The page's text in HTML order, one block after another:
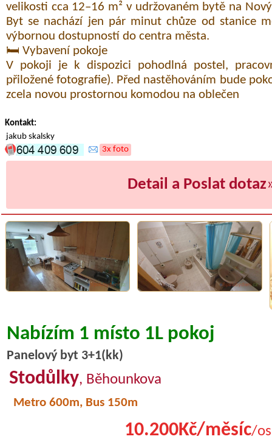
velikosti cca 12–16 m² v udržovaném bytě na
Byt se nachází jen pár minut chůze od stanice
výbornou dostupností do centra města.
🛏️ Vybavení pokoje
V pokoji je k dispozici pohodlná postel,
přiložené fotografie). Před nastěhováním bude
zcela novou prostornou komodou na oblečen
Kontakt:
jakub skalsky
3x foto
Detail a Poslat dotaz
Nabízím 1 místo 1L pokoj
Panelový byt 3+1(kk)
Stodůlky, Běhounkova
Metro 600m, Bus 150m
10.200Kč/měsíc/